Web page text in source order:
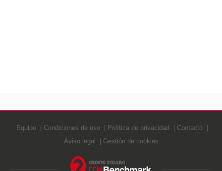
Equipo Condiciones de uso Política de privacidad
Contacto
Aviso legal
Gestión de cookies